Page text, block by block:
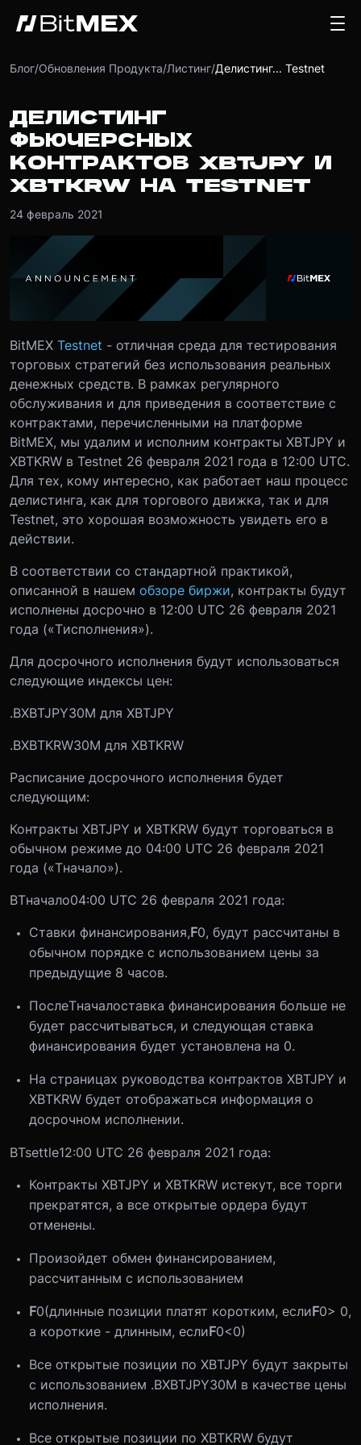
Блог/Обновления Продукта/Листинг/Делистинг... Testnet
ДЕЛИСТИНГ
ФЬЮЧЕРСНЫХ
КОНТРАКТОВ XBTJPY И
XBTKRW НА TESTNET
24 февраль 2021
BitMEX Testnet - отличная среда для тестирования
торговых стратегий без использования реальных
денежных средств. В рамках регулярного
обслуживания и для приведения в соответствие с
контрактами, перечисленными на платформе
BitMEX, мы удалим и исполним контракты XBTJPY и
XBTKRW в Testnet 26 февраля 2021 года в 12:00 UTC.
Для тех, кому интересно, как работает наш процесс
делистинга, как для торгового движка, так и для
Testnet, это хорошая возможность увидеть его в
действии.
В соответствии со стандартной практикой,
описанной в нашем обзоре биржи, контракты будут
исполнены досрочно в 12:00 UTC 26 февраля 2021
года («Tисполнения»).
Для досрочного исполнения будут использоваться
следующие индексы цен:
.BXBTJPY30M для XBTJPY
.BXBTKRW30M для XBTKRW
Расписание досрочного исполнения будет
следующим:
Контракты XBTJPY и XBTKRW будут торговаться в
обычном режиме до 04:00 UTC 26 февраля 2021
года («Tначало»).
ВTначало04:00 UTC 26 февраля 2021 года:
Ставки финансирования,F0, будут рассчитаны в
обычном порядке с использованием цены за
предыдущие 8 часов.
ПослеTначалоставка финансирования больше не
будет рассчитываться, и следующая ставка
финансирования будет установлена на 0.
На страницах руководства контрактов XBTJPY и
XBTKRW будет отображаться информация о
досрочном исполнении.
ВTsettle12:00 UTC 26 февраля 2021 года:
Контракты XBTJPY и XBTKRW истекут, все торги
прекратятся, а все открытые ордера будут
отменены.
Произойдет обмен финансированием,
рассчитанным с использованием
F0(длинные позиции платят коротким, еслиF0> 0,
а короткие - длинным, еслиF0<0)
Все открытые позиции по XBTJPY будут закрыты
с использованием .BXBTJPY30M в качестве цены
исполнения.
Все открытые позиции по XBTKRW будут